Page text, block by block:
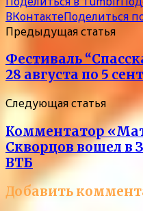
ВКонтактеПоделиться
Предыдущая статья
Фестиваль
28 августа по 5
Следующая статья
Комментатор
Скворцов вошел в
ВТБ
Добавить